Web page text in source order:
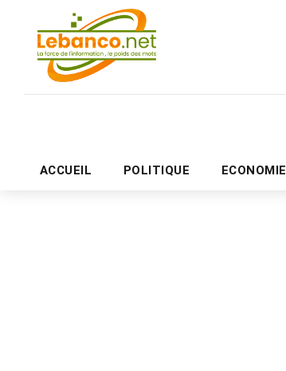
ACCUEIL POLITIQUE ECONOMIE